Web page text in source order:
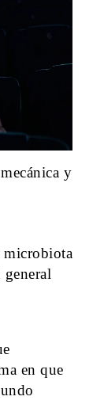
y
microbiota
en que